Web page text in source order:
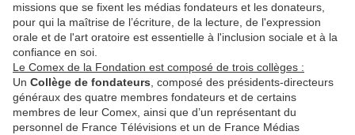
missions que se fixent les médias fondateurs et les donateurs,
pour qui la maîtrise de l’écriture, de la lecture, de l'expression
orale et de l'art oratoire est essentielle à l'inclusion sociale et à la
confiance en soi.
Le Comex de la Fondation est composé de trois collèges :
Un Collège de fondateurs , composé des présidents-directeurs
généraux des quatre membres fondateurs et de certains
membres de leur Comex, ainsi que d’un représentant du
personnel de France Télévisions et un de France Médias